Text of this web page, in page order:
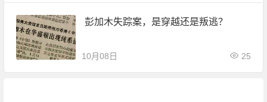
彭加木失踪案，是穿越还是叛逃？
10月08日 25